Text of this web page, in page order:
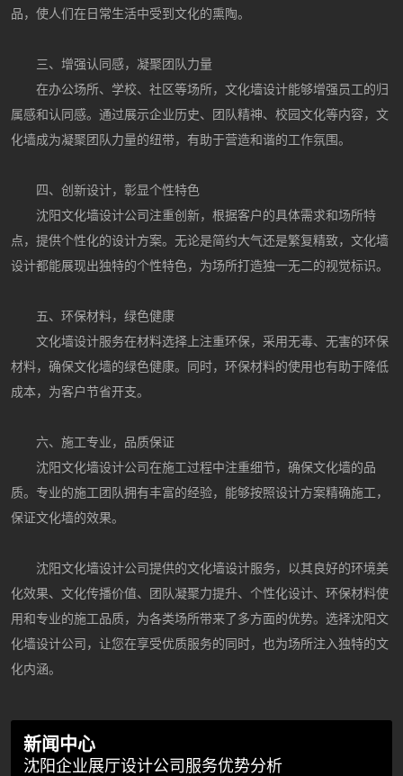
品，使人们在日常生活中受到文化的熏陶。
三、增强认同感，凝聚团队力量
在办公场所、学校、社区等场所，文化墙设计能够增强员工的归
属感和认同感。通过展示企业历史、团队精神、校园文化等内容，文
化墙成为凝聚团队力量的纽带，有助于营造和谐的工作氛围。
四、创新设计，彰显个性特色
沈阳文化墙设计公司注重创新，根据客户的具体需求和场所特
点，提供个性化的设计方案。无论是简约大气还是繁复精致，文化墙
设计都能展现出独特的个性特色，为场所打造独一无二的视觉标识。
五、环保材料，绿色健康
文化墙设计服务在材料选择上注重环保，采用无毒、无害的环保
材料，确保文化墙的绿色健康。同时，环保材料的使用也有助于降低
成本，为客户节省开支。
六、施工专业，品质保证
沈阳文化墙设计公司在施工过程中注重细节，确保文化墙的品
质。专业的施工团队拥有丰富的经验，能够按照设计方案精确施工，
保证文化墙的效果。
沈阳文化墙设计公司提供的文化墙设计服务，以其良好的环境美
化效果、文化传播价值、团队凝聚力提升、个性化设计、环保材料使
用和专业的施工品质，为各类场所带来了多方面的优势。选择沈阳文
化墙设计公司，让您在享受优质服务的同时，也为场所注入独特的文
化内涵。
新闻中心
沈阳企业展厅设计公司服务优势分析